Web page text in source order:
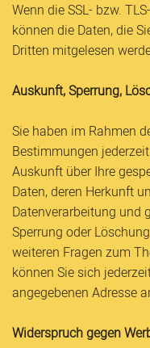
Wenn die SSL- bzw.
können die Daten, die
Dritten mitgelesen
Auskunft, Sperrung,
Sie haben im Rahmen
Bestimmungen
Auskunft über Ihre
Daten, deren Herkunft
Datenverarbeitung und
Sperrung oder
weiteren Fragen zum
können Sie sich
angegebenen Adresse
Widerspruch gegen